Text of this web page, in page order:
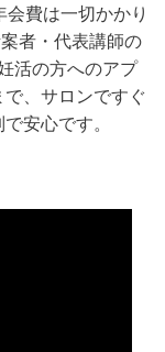
費は一切かかり
者・代表講師の
活の方へのアプ
、サロンですぐ
安心です。